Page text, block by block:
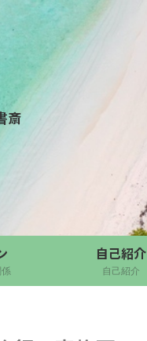
斎
自己紹介
自己紹介